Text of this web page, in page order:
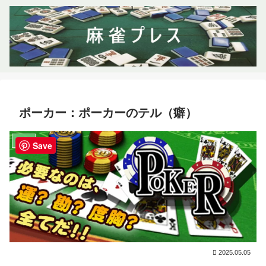
ポーカー：ポーカーのテル（癖）
ゲーム
2025.05.05
Save